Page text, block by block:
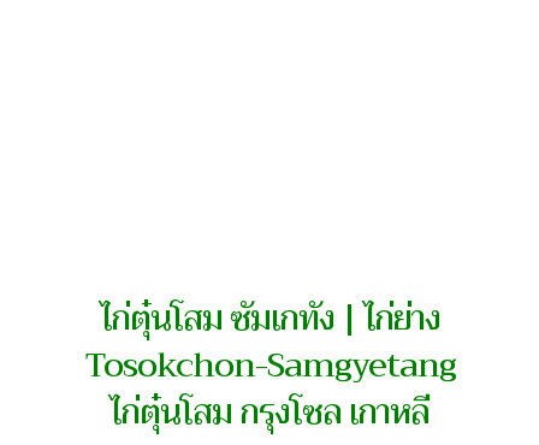
ไก่ตุ๋นโสม ซัมเกทัง | ไก่ย่าง
Tosokchon-Samgyetang
ไก่ตุ๋นโสม กรุงโซล เกาหลี